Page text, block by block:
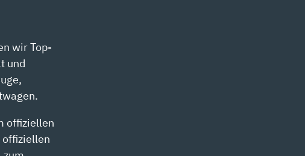
wir Top-
und
offiziellen
offiziellen